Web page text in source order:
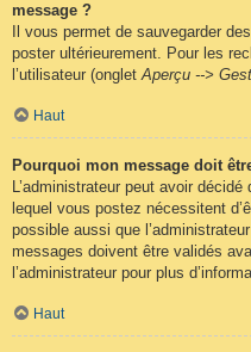
message ?
Il vous permet de sauvegarder
poster ultérieurement. Pour les
l’utilisateur (ongletAperçu -->
Haut
Pourquoi mon message doit
L’administrateur peut avoir
lequel vous postez nécessitent
possible aussi que
messages doivent être validés
l’administrateur pour plus
Haut